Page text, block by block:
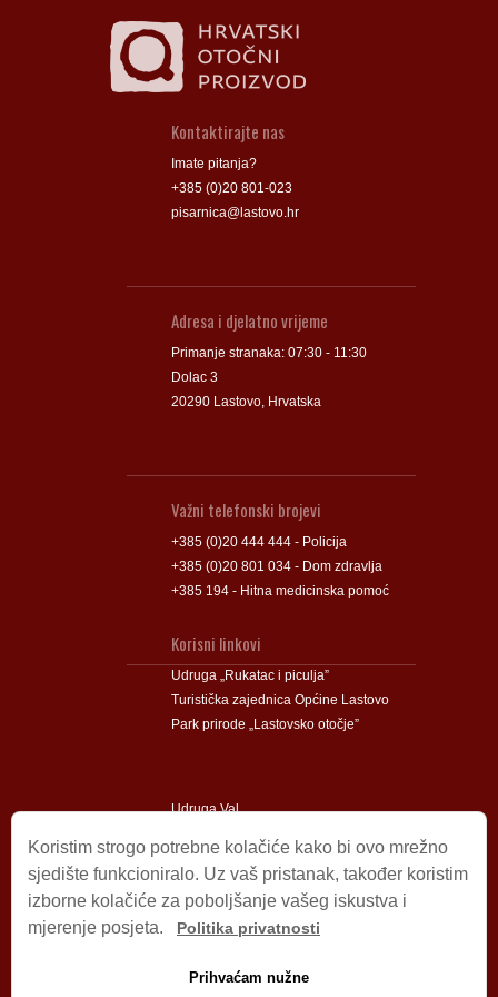
Kontaktirajte nas
Imate pitanja?
+385 (0)20 801-023
pisarnica@lastovo.hr
Adresa i djelatno vrijeme
Primanje stranaka: 07:30 - 11:30
Dolac 3
20290 Lastovo, Hrvatska
Važni telefonski brojevi
+385 (0)20 444 444 - Policija
+385 (0)20 801 034 - Dom zdravlja
+385 194 - Hitna medicinska pomoć
Korisni linkovi
Udruga „Rukatac i piculja”
Turistička zajednica Općine Lastovo
Park prirode „Lastovsko otočje”
Udruga Val
Impressum
© 2009 – 2026 Općina Lastovo.
Koristim strogo potrebne kolačiće kako bi ovo mrežno
sjedište funkcioniralo. Uz vaš pristanak, također koristim
izborne kolačiće za poboljšanje vašeg iskustva i
mjerenje posjeta.
Politika privatnosti
Prihvaćam nužne